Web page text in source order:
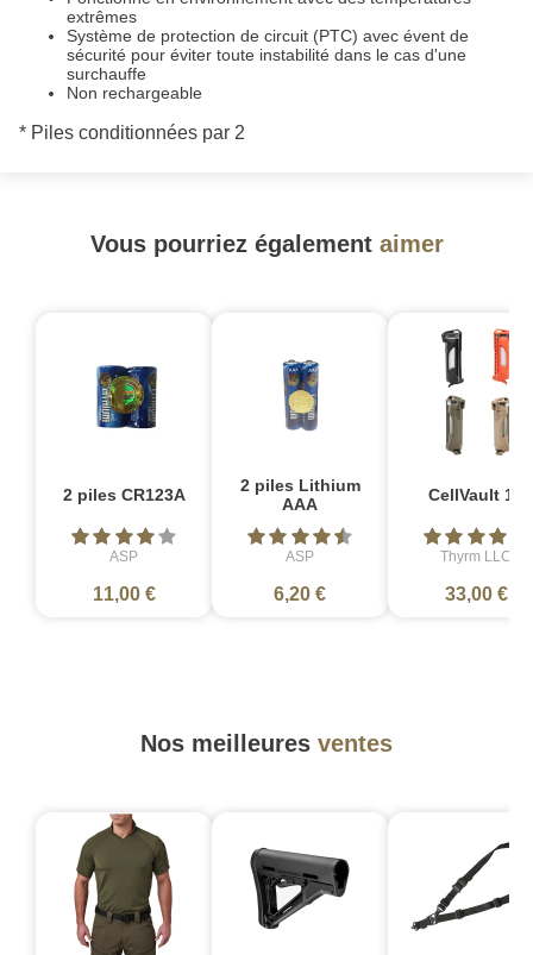
extrêmes
Système de protection de circuit (PTC) avec évent de
sécurité pour éviter toute instabilité dans le cas d'une
surchauffe
Non rechargeable
* Piles conditionnées par 2
Vous pourriez également aimer
2 piles CR123A
ASP
11,00 €
2 piles Lithium
AAA
ASP
6,20 €
CellVault 18
Thyrm LLC
33,00 €
Nos meilleures ventes